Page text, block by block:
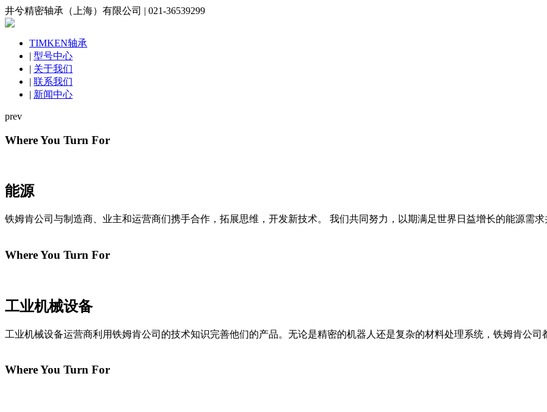
井兮精密轴承（上海）有限公司 | 021-36539299
TIMKEN轴承
| 型号中心
| 关于我们
| 联系我们
| 新闻中心
prev
Where You Turn For
能源
铁姆肯公司与制造商、业主和运营商们携手合作，拓展思维，开发新技术。 我们共同努力，以期满足世界日益增长的能源需
Where You Turn For
工业机械设备
工业机械设备运营商利用铁姆肯公司的技术知识完善他们的产品。无论是精密的机器人还是复杂的材料处理系统，铁姆肯公司
Where You Turn For